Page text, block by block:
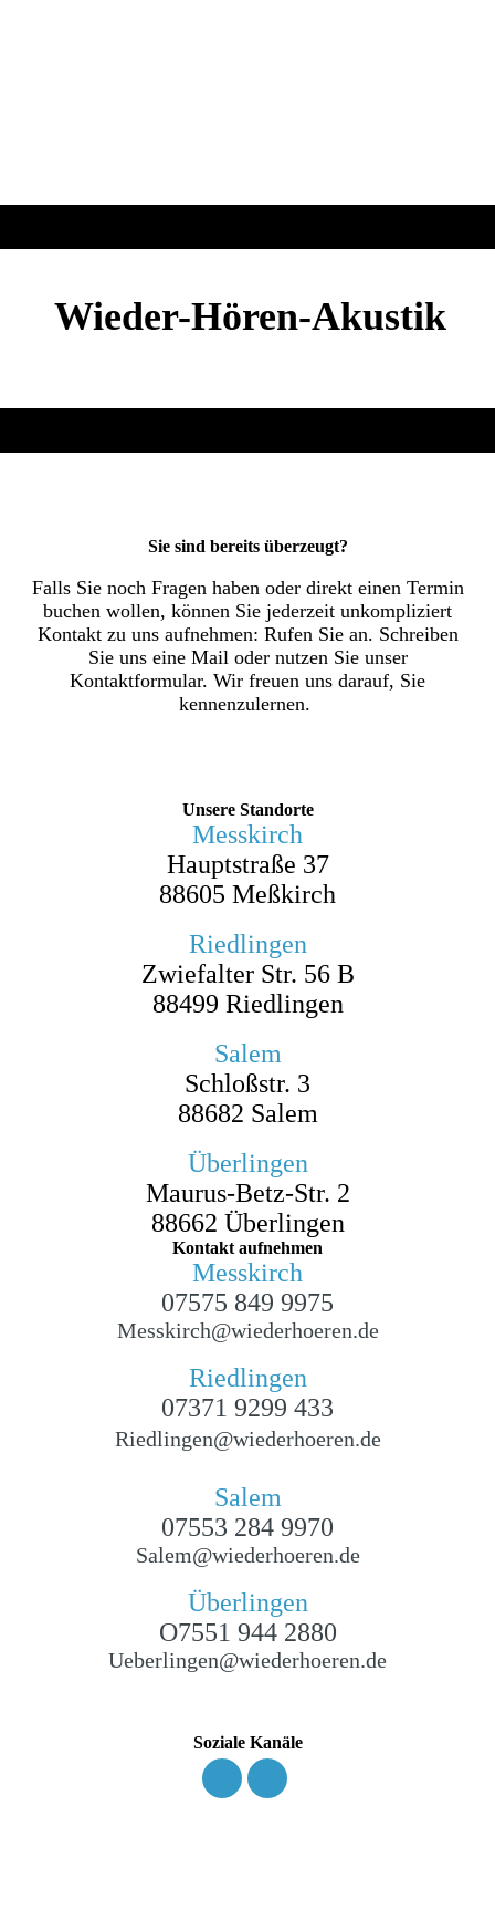
Wieder-Hören-Akustik
Sie sind bereits überzeugt?
Falls Sie noch Fragen haben oder direkt einen Termin
buchen wollen, können Sie jederzeit unkompliziert
Kontakt zu uns aufnehmen: Rufen Sie an. Schreiben
Sie uns eine Mail oder nutzen Sie unser
Kontaktformular. Wir freuen uns darauf, Sie
kennenzulernen.
Unsere Standorte
Messkirch
Hauptstraße 37
88605 Meßkirch
Riedlingen
Zwiefalter Str. 56 B
88499 Riedlingen
Salem
Schloßstr. 3
88682 Salem
Überlingen
Maurus-Betz-Str. 2
88662 Überlingen
Kontakt aufnehmen
Messkirch
07575 849 9975
Messkirch@wiederhoeren.de
Riedlingen
07371 9299 433
Riedlingen@wiederhoeren.de
Salem
07553 284 9970
Salem@wiederhoeren.de
Überlingen
O7551 944 2880
Ueberlingen@wiederhoeren.de
Soziale Kanäle